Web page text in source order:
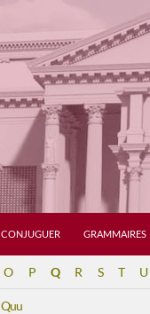
CONJUGUER GRAMMAIRES
O P Q R S T U
Quu